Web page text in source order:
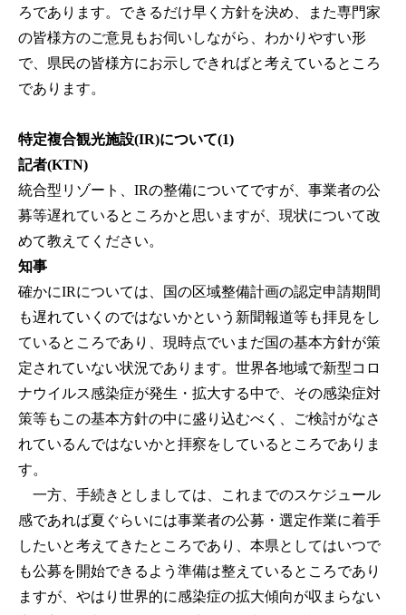
ろであります。できるだけ早く方針を決め、また専門家
の皆様方のご意見もお伺いしながら、わかりやすい形
で、県民の皆様方にお示しできればと考えているところ
であります。
特定複合観光施設(IR)について(1)
記者(KTN)
統合型リゾート、IRの整備についてですが、事業者の公
募等遅れているところかと思いますが、現状について改
めて教えてください。
知事
確かにIRについては、国の区域整備計画の認定申請期間
も遅れていくのではないかという新聞報道等も拝見をし
ているところであり、現時点でいまだ国の基本方針が策
定されていない状況であります。世界各地域で新型コロ
ナウイルス感染症が発生・拡大する中で、その感染症対
策等もこの基本方針の中に盛り込むべく、ご検討がなさ
れているんではないかと拝察をしているところでありま
す。
一方、手続きとしましては、これまでのスケジュール
感であれば夏ぐらいには事業者の公募・選定作業に着手
したいと考えてきたところであり、本県としてはいつで
も公募を開始できるよう準備は整えているところであり
ますが、やはり世界的に感染症の拡大傾向が収まらない